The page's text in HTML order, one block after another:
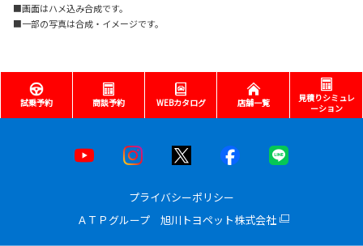
■画面はハメ込み合成です。
■一部の写真は合成・イメージです。
試乗予約 商談予約 WEBカタログ 店舗一覧
見積りシミュレ
ーション
プライバシーポリシー
ＡＴＰグループ 旭川トヨペット株式会社